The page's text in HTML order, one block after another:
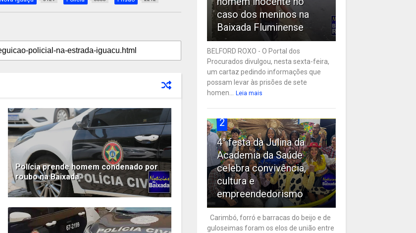
Polícia prende homem condenado por
roubo na Baixada
caso dos meninos na
Baixada Fluminense
BELFORD ROXO - O Portal dos
Procurados divulgou, nesta sexta-feira,
um cartaz pedindo informações que
possam levar às prisões de sete
homen... Leia mais
2
4° festa da Julina da
Academia da Saúde
celebra convivência,
cultura e
empreendedorismo
Carimbó, forró e barracas do beijo e de
guloseimas foram os elos de união entre